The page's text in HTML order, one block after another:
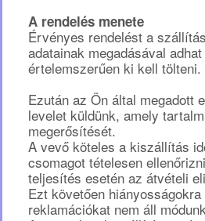
A rendelés menete
Érvényes rendelést a
adatainak megadásával
értelemszerűen ki kell tölteni.
Ezután az Ön által megadott
levelet küldünk, amely
megerősítését.
A vevő köteles a kiszállítás
csomagot tételesen
teljesítés esetén az átvételi
Ezt követően
reklamációkat nem áll